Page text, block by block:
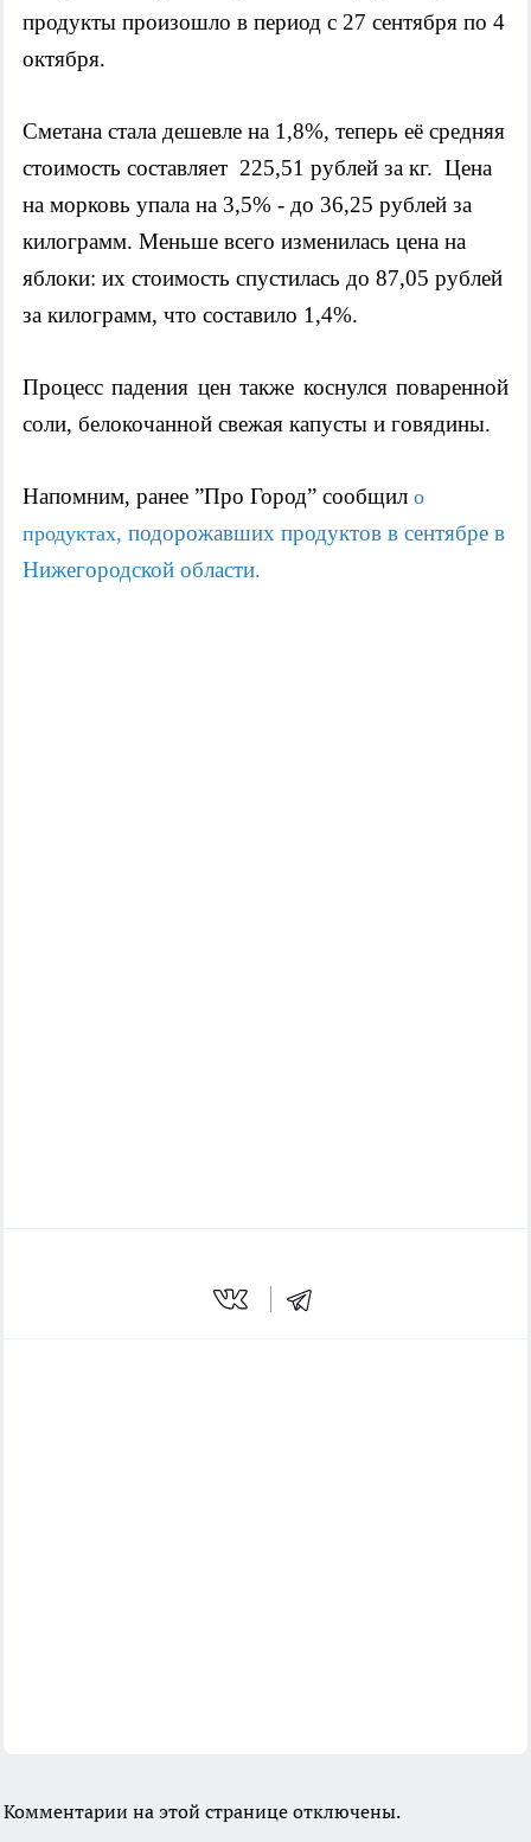
продукты произошло в период с 27 сентября по 4
октября.
Сметана стала дешевле на 1,8%, теперь её средняя
стоимость составляет  225,51 рублей за кг.  Цена
на морковь упала на 3,5% - до 36,25 рублей за
килограмм. Меньше всего изменилась цена на
яблоки: их стоимость спустилась до 87,05 рублей
за килограмм, что составило 1,4%.
Процесс падения цен также коснулся поваренной
соли, белокочанной свежая капусты и говядины.
Напомним, ранее ”Про Город” сообщил о
продуктах, подорожавших продуктов в сентябре в
Нижегородской области.
Комментарии на этой странице отключены.